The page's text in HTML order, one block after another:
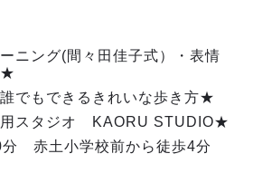
ニング(間々田佳子式）・表情
★
でもできるきれいな歩き方★
スタジオ KAORU STUDIO★
分 赤土小学校前から徒歩4分